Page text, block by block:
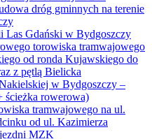
dróg gminnych na terenie
Las Gdański w Bydgoszczy
torowiska tramwajowego
od ronda Kujawskiego do
z pętlą Bielicka
w Bydgoszczy –
ścieżka rowerowa)
tramwajowego na ul.
od ul. Kazimierza
MZK